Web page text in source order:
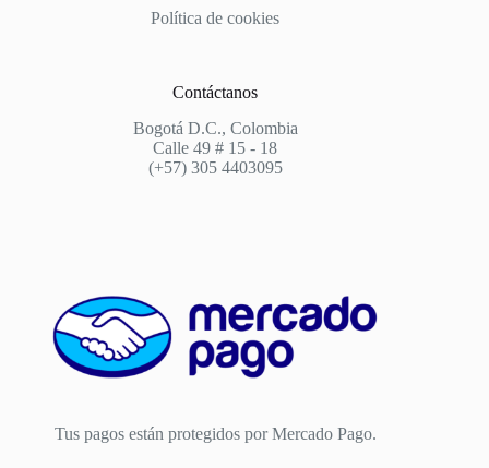
Política de cookies
Contáctanos
Bogotá D.C., Colombia
Calle 49 # 15 - 18
(+57) 305 4403095
Tus pagos están protegidos por Mercado Pago.